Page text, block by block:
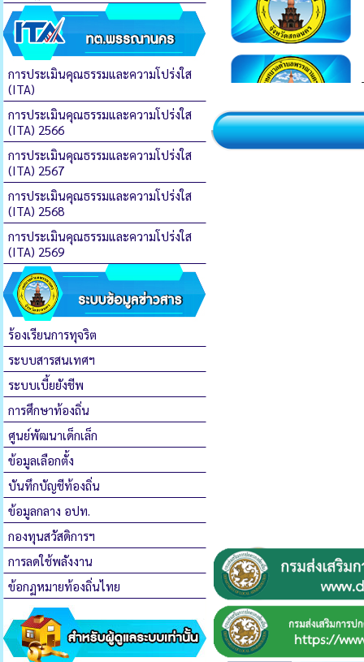
การประเมินคุณธรรมและความโปร่งใส
(ITA)
การประเมินคุณธรรมและความโปร่งใส
(ITA) 2566
การประเมินคุณธรรมและความโปร่งใส
(ITA) 2567
การประเมินคุณธรรมและความโปร่งใส
(ITA) 2568
การประเมินคุณธรรมและความโปร่งใส
(ITA) 2569
ร้องเรียนการทุจริต
ระบบสารสนเทศฯ
ระบบเบี้ยยังชีพ
การศึกษาท้องถิ่น
ศูนย์พัฒนาเด็กเล็ก
ข้อมูลเลือกตั้ง
บันทึกบัญชีท้องถิ่น
ข้อมูลกลาง อปท.
กองทุนสวัสดิการฯ
การลดใช้พลังงาน
ข้อกฏหมายท้องถิ่นไทย